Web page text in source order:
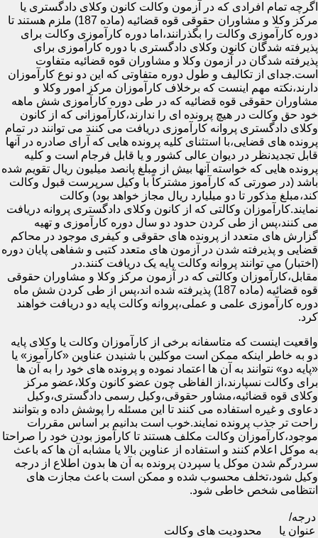
اگرچه تمام افرادی که در آزمون وکالت کانون وکلای دادگستری یا
مرکز وکلا و مشاوران حقوقی قوه قضائیه (ماده 187) ملزم هستند تا
دوره کارآموزی وکالت را بگذرانند،اما دوره کارآموزی وکالت برای
پذیرفته شدگان کانون وکلای دادگستری با دوره کارآموزی برای
پذیرفته شدگان در آزمون وکلا و مشاوران قوه قضائیه متفاوت
است.جدای از تکالیف و طول دوره متفاوتی که این دو نوع کارآموزان
دارند،نکته مهم اینست که برخلاف کارآموزان مرکز امور وکلا و
مشاوران حقوقی قوه قضائیه که در طی دوره کارآموزی شش ماهه
خود حق وکالت در هیچ پرونده ای را ندارند،کارآموزانی که از کانون
وکلای دادگستری پروانه کارآموزی دریافت می کنند می توانند در تمام
پرونده های قضایی،با استثنای کلیه پرونده هایی که آرای صادره در آنها
قابل تجدیدنظر در دیوان عالی کشور و یا قابل فرجام است و کلیه
پرونده هایی که خواسته آنها بیش از مبلغ پانصد میلیون ریال تقویم شده
باشد (در صورتی که کارآموز مشترکاً با وکیل سرپرست قبول وکالت
کند،مبلغ مذکور تا دو میلیارد ریال مجاز خواهد بود) وکالت
نمایند.کارآموزان وکالتی که از کانون وکلای دادگستری پروانه دریافت
می کنند،پس از طی کردن حدود دو سال دوره کارآموزی و تهیه
گزارش های متعدد از پرونده های حقوقی و کیفری موجود در محاکم
قضایی و پذیرفته شدن در آزمون های متعدد کتبی و شفاهی پایان دوره
(اختبار) می توانند پروانه وکالت پایه یک دریافت کنند.در
مقابل،کارآموزان وکالتی که در آزمون مرکز وکلا و مشاوران حقوقی
قوه قضائیه (ماده 187) پذیرفته شده اند،پس از طی کردن شش ماه
دوره کارآموزی علمی و عملی،پروانه وکالت پایه دو دریافت خواهند
کرد.
واقعیت اینست که متاسفانه برخی از کارآموزان وکالت یا وکلای پایه
دو به خاطر اینکه ممکن است موکلین با شنیدن عناوین «کارآموز» یا
«پایه دو» نتوانند به آن ها اعتماد نموده و پرونده های خود را به آن ها
برای وکالت نسپارند،از الفاظی چون عضو کانون وکلا،عضو مرکز
وکلای قوه قضائیه،مشاور حقوقی،وکیل رسمی دادگستری،وکیل
دعاوی و غیره استفاده می کنند تا این مسئله را پوشش داده و بتوانند
راحت تر جذب پرونده نمایند.خوب است بدانیم بر اساس مقررات
موجود،کارآموزان وکالت مکلف هستند تا کارآموز بودن خود را صراحتا
به موکل اعلام کنند و استفاده از عناوین بالا یا مشابه آن ها که باعث
سردرگم شدن موکل یا سپردن پرونده به آن ها بدون اطلاع از درجه
وکیل شود،تخلف محسوب شده و ممکن است باعث مجازت های
انتظامی شخص خاطی شود.
درجه/
عنوان یا
محدودیت های وکالت